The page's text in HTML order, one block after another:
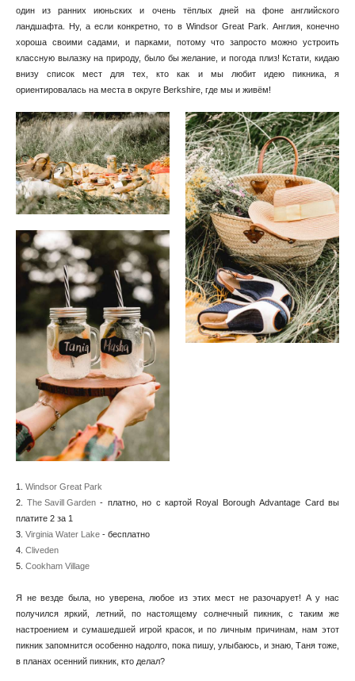
один из ранних июньских и очень тёплых дней на фоне английского
ландшафта. Ну, а если конкретно, то в Windsor Great Park. Англия, конечно
хороша своими садами, и парками, потому что запросто можно устроить
классную вылазку на природу, было бы желание, и погода плиз! Кстати, кидаю
внизу список мест для тех, кто как и мы любит идею пикника, я
ориентировалась на места в округе Berkshire, где мы и живём!
1. Windsor Great Park
2. The Savill Garden - платно, но с картой Royal Borough Advantage Card вы
платите 2 за 1
3. Virginia Water Lake - бесплатно
4. Cliveden
5. Cookham Village
Я не везде была, но уверена, любое из этих мест не разочарует! А у нас
получился яркий, летний, по настоящему солнечный пикник, с таким же
настроением и сумашедшей игрой красок, и по личным причинам, нам этот
пикник запомнится особенно надолго, пока пишу, улыбаюсь, и знаю, Таня тоже,
в планах осенний пикник, кто делал?